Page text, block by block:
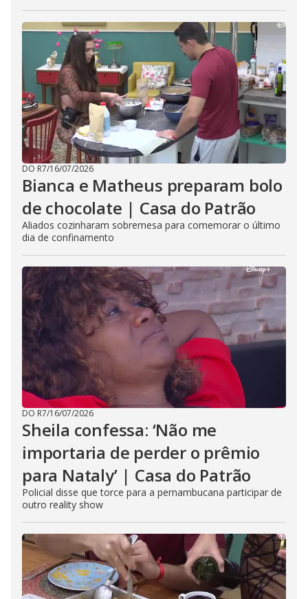
DO R7/16/07/2026
Bianca e Matheus preparam bolo
de chocolate | Casa do Patrão
Aliados cozinharam sobremesa para comemorar o último
dia de confinamento
DO R7/16/07/2026
Sheila confessa: ‘Não me
importaria de perder o prêmio
para Nataly’ | Casa do Patrão
Policial disse que torce para a pernambucana participar de
outro reality show